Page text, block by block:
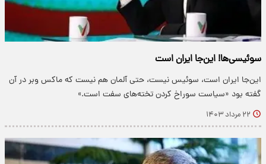
سوئیسی‌ها! این‌جا ایران است
این‌جا ایران است، سوئیس نیست، حتی آلمان هم نیست که ماکس وبر در آن
گفته بود «سیاست سوراخ کردن تخته‌های سفت است.»
۲۲ مرداد ۱۴۰۳